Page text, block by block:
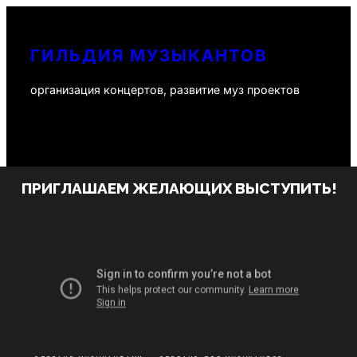
содержимому
ГИЛЬДИЯ МУЗЫКАНТОВ
организация концертов, развитие муз проектов
ПРИГЛАШАЕМ ЖЕЛАЮЩИХ ВЫСТУПИТЬ!